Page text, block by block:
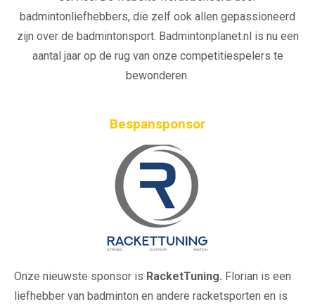
badmintonliefhebbers, die zelf ook allen gepassioneerd
zijn over de badmintonsport. Badmintonplanet.nl is nu een
aantal jaar op de rug van onze competitiespelers te
bewonderen.
Bespansponsor
Onze nieuwste sponsor is RacketTuning. Florian is een
liefhebber van badminton en andere racketsporten en is